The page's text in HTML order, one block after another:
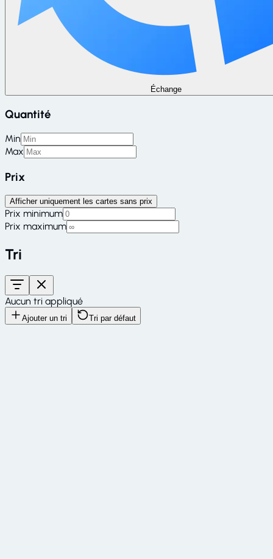
Échange
Quantité
Min
Max
Prix
Afficher uniquement les cartes sans prix
Prix minimum
Prix maximum
Tri
Aucun tri appliqué
Ajouter un tri Tri par défaut